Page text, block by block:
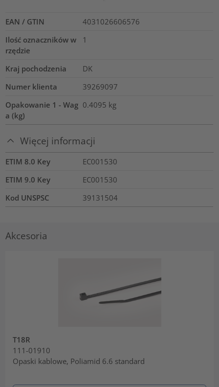
EAN / GTIN
4031026606576
Ilość oznaczników w
rzędzie
1
Kraj pochodzenia
DK
Numer klienta
39269097
Opakowanie 1 - Wag
a (kg)
0.4095 kg
Więcej informacji
ETIM 8.0 Key
EC001530
ETIM 9.0 Key
EC001530
Kod UNSPSC
39131504
Akcesoria
T18R
111-01910
Opaski kablowe, Poliamid 6.6 standard